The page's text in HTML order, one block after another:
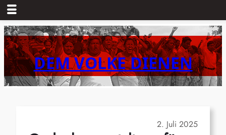
Zum
Inhalt
springenDEM VOLKE DIENEN
2. Juli 2025